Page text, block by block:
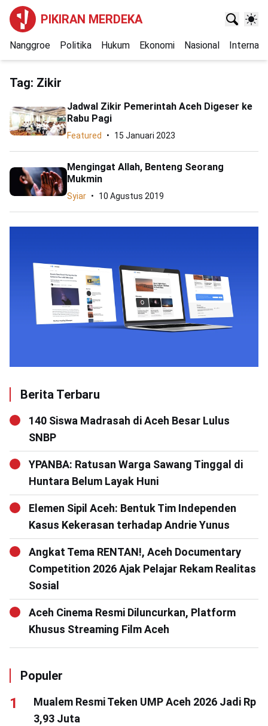
PIKIRAN MERDEKA
Nanggroe Politika Hukum Ekonomi Nasional
Tag: Zikir
Jadwal Zikir Pemerintah Aceh Digeser ke
Rabu Pagi
Featured 15 Januari 2023
Mengingat Allah, Benteng Seorang
Mukmin
Syiar 10 Agustus 2019
Berita Terbaru
140 Siswa Madrasah di Aceh Besar Lulus
SNBP
YPANBA: Ratusan Warga Sawang Tinggal di
Huntara Belum Layak Huni
Elemen Sipil Aceh: Bentuk Tim Independen
Kasus Kekerasan terhadap Andrie Yunus
Angkat Tema RENTAN!, Aceh Documentary
Competition 2026 Ajak Pelajar Rekam Realitas
Sosial
Aceh Cinema Resmi Diluncurkan, Platform
Khusus Streaming Film Aceh
Populer
Mualem Resmi Teken UMP Aceh 2026 Jadi Rp
3,93 Juta